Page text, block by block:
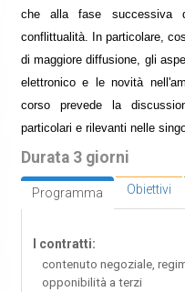
che alla fase successiva
conflittualità. In particolare,
di maggiore diffusione, gli
elettronico e le novità
corso prevede la
particolari e rilevanti nelle
Durata 3 giorni
Programma Obiettivi
I contratti:
contenuto negoziale,
opponibilità a terzi